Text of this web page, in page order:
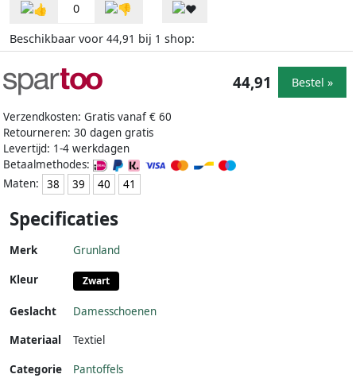
0
Beschikbaar voor 44,91 bij 1 shop:
Verzendkosten: Gratis vanaf € 60
Retourneren: 30 dagen gratis
Levertijd: 1-4 werkdagen
Betaalmethodes:
Maten:
38 39 40 41
44,91 Bestel »
Specificaties
Merk Grunland
Kleur Zwart
Geslacht
Damesschoenen
Materiaal
Textiel
Categorie Pantoffels